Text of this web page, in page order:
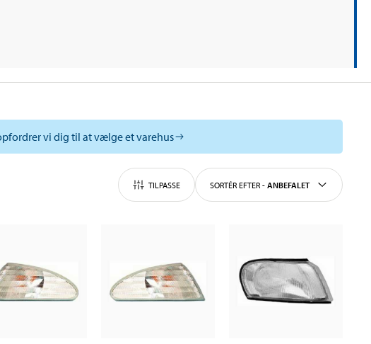
vi dig til at vælge et varehus
TILPASSE SORTÉR EFTER - ANBEFALET